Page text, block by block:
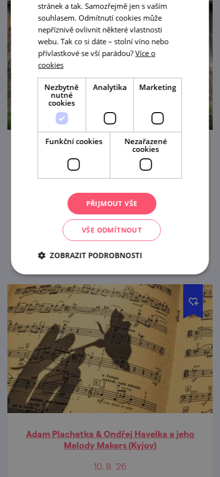
11. Oblastní a 22. Okresní výstava zvířat v
Jste srdečně zváni do Kyjova na výstavu
zvířat.
prohlédnout
Adam Plachetka & Ondřej Havelka a jeho
Melody Makers (Kyjov)
10. 8. '26
stránek a tak. Samozřejmě jen s vaším
souhlasem. Odmítnutí cookies může
nepříznivě ovlivnit některé vlastnosti
webu. Tak co si dáte – stolní víno nebo
přívlastkové se vší parádou?Více o
cookies
Nezbytně
nutné
cookies
Analytika Marketing
Funkční cookies
Nezařazené
cookies
PŘIJMOUT VŠE
VŠE ODMÍTNOUT
ZOBRAZIT PODROBNOSTI